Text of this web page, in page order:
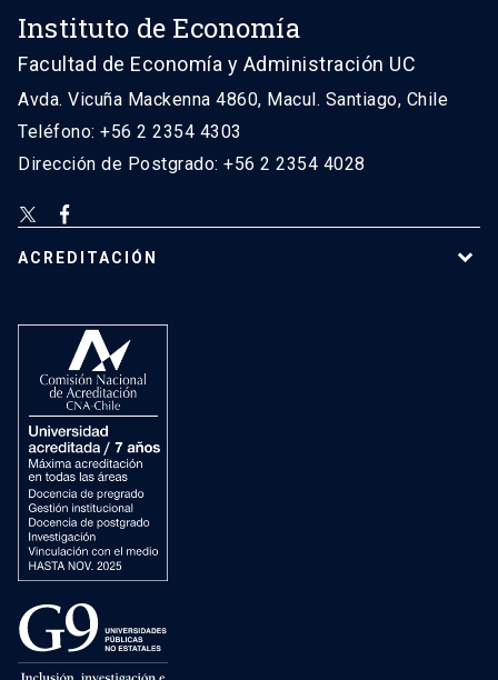
Instituto de Economía
Facultad de Economía y Administración UC
Avda. Vicuña Mackenna 4860, Macul. Santiago, Chile
Teléfono: +56 2 2354 4303
Dirección de Postgrado: +56 2 2354 4028
ACREDITACIÓN